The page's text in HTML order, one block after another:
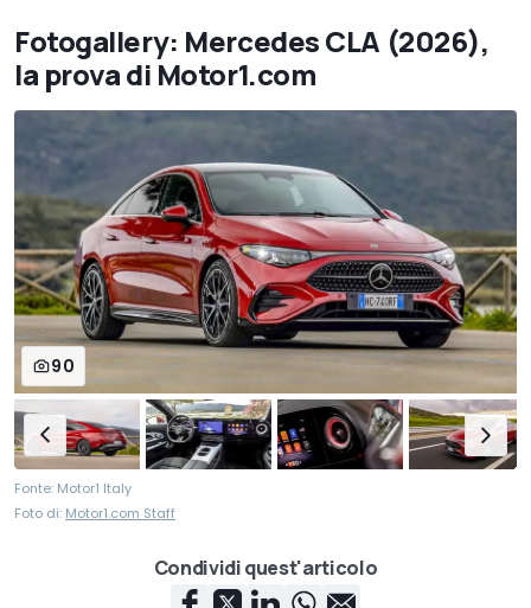
Fotogallery: Mercedes CLA (2026),
la prova di Motor1.com
90
Fonte: Motor1 Italy
Foto di: Motor1.com Staff
Condividi quest'articolo